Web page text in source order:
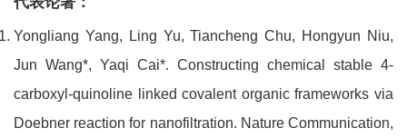
Yongliang Yang, Ling Yu, Tiancheng Chu, Hongyun Niu,
Jun Wang*, Yaqi Cai*. Constructing chemical stable 4-
carboxyl-quinoline linked covalent organic frameworks via
Doebner reaction for nanofiltration. Nature Communication,